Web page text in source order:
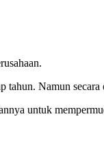
Namun
untuk